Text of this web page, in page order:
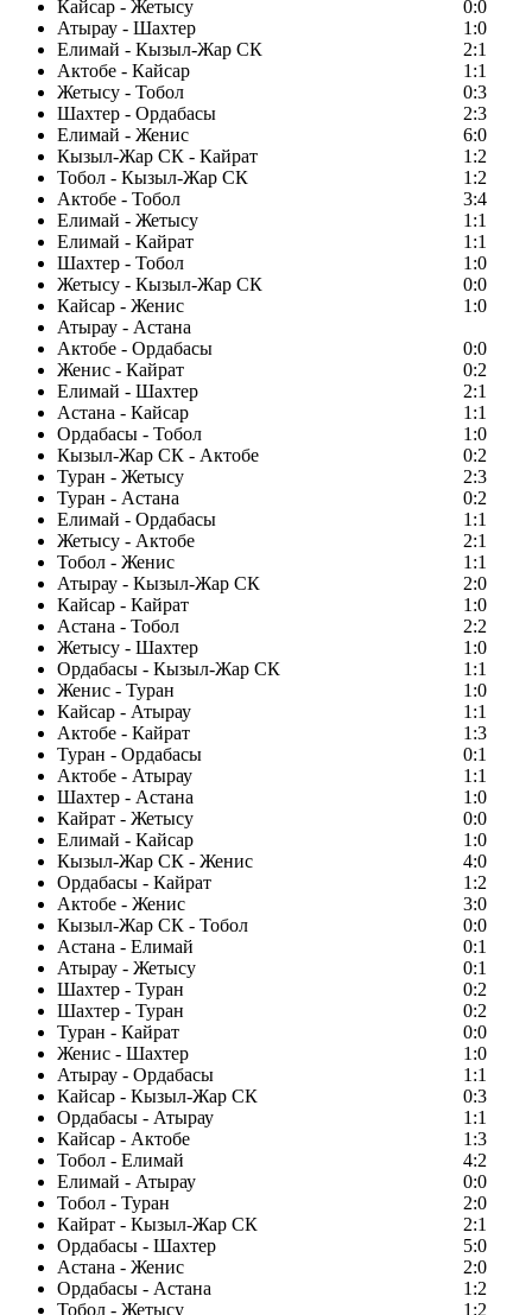
Кайсар - Жетысу
0:0
Атырау - Шахтер
1:0
Елимай - Кызыл-Жар СК
2:1
Актобе - Кайсар
1:1
Жетысу - Тобол
0:3
Шахтер - Ордабасы
2:3
Елимай - Женис
6:0
Кызыл-Жар СК - Кайрат
1:2
Тобол - Кызыл-Жар СК
1:2
Актобе - Тобол
3:4
Елимай - Жетысу
1:1
Елимай - Кайрат
1:1
Шахтер - Тобол
1:0
Жетысу - Кызыл-Жар СК
0:0
Кайсар - Женис
1:0
Атырау - Астана
Актобе - Ордабасы
0:0
Женис - Кайрат
0:2
Елимай - Шахтер
2:1
Астана - Кайсар
1:1
Ордабасы - Тобол
1:0
Кызыл-Жар СК - Актобе
0:2
Туран - Жетысу
2:3
Туран - Астана
0:2
Елимай - Ордабасы
1:1
Жетысу - Актобе
2:1
Тобол - Женис
1:1
Атырау - Кызыл-Жар СК
2:0
Кайсар - Кайрат
1:0
Астана - Тобол
2:2
Жетысу - Шахтер
1:0
Ордабасы - Кызыл-Жар СК
1:1
Женис - Туран
1:0
Кайсар - Атырау
1:1
Актобе - Кайрат
1:3
Туран - Ордабасы
0:1
Актобе - Атырау
1:1
Шахтер - Астана
1:0
Кайрат - Жетысу
0:0
Елимай - Кайсар
1:0
Кызыл-Жар СК - Женис
4:0
Ордабасы - Кайрат
1:2
Актобе - Женис
3:0
Кызыл-Жар СК - Тобол
0:0
Астана - Елимай
0:1
Атырау - Жетысу
0:1
Шахтер - Туран
0:2
Шахтер - Туран
0:2
Туран - Кайрат
0:0
Женис - Шахтер
1:0
Атырау - Ордабасы
1:1
Кайсар - Кызыл-Жар СК
0:3
Ордабасы - Атырау
1:1
Кайсар - Актобе
1:3
Тобол - Елимай
4:2
Елимай - Атырау
0:0
Тобол - Туран
2:0
Кайрат - Кызыл-Жар СК
2:1
Ордабасы - Шахтер
5:0
Астана - Женис
2:0
Ордабасы - Астана
1:2
Тобол - Жетысу
1:2